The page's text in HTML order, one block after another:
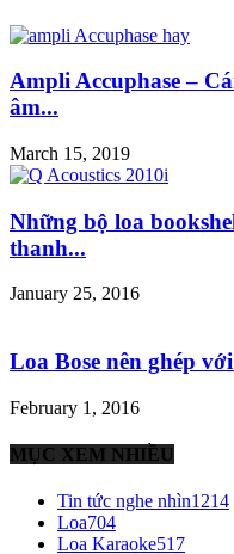
Ampli Accuphase –
âm...
March 15, 2019
Những bộ loa
thanh...
January 25, 2016
Loa Bose nên ghép
February 1, 2016
MỤC XEM NHIỀU
Tin tức nghe nhìn1214
Loa704
Loa Karaoke517